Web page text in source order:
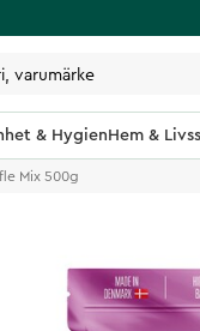
& HygienHem &
Mix 500g